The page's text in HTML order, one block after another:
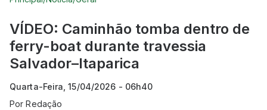
VÍDEO: Caminhão tomba dentro de
ferry-boat durante travessia
Salvador–Itaparica
Quarta-Feira, 15/04/2026 - 06h40
PorRedação